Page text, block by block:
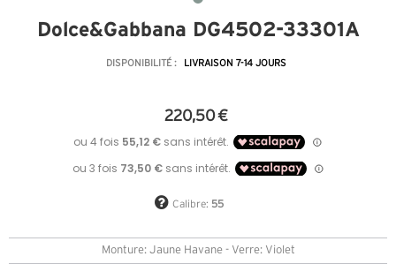
Dolce&Gabbana DG4502-33301A
DISPONIBILITÉ : LIVRAISON 7-14 JOURS
220,50 €
Calibre: 55
Monture: Jaune Havane - Verre: Violet